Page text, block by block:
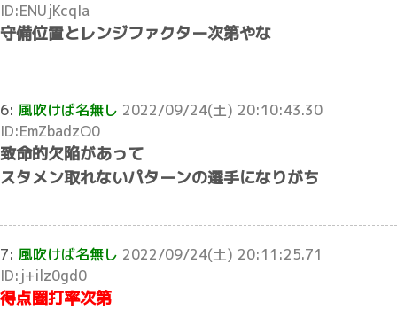
ID:ENUjKcqIa
守備位置とレンジファクター次第やな
6: 風吹けば名無し 2022/09/24(土) 20:10:43.30
ID:EmZbadzO0
致命的欠陥があって
スタメン取れないパターンの選手になりがち
7: 風吹けば名無し 2022/09/24(土) 20:11:25.71
ID:j+ilz0gd0
得点圏打率次第